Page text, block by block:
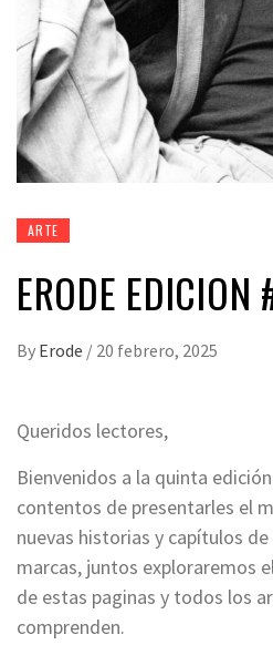
ARTE
ERODE EDICION
By Erode / 20 febrero, 2025
Queridos lectores,
Bienvenidos a la quinta
contentos de presentarles el
nuevas historias y capítulos
marcas, juntos exploraremos
de estas paginas y todos los
comprenden.